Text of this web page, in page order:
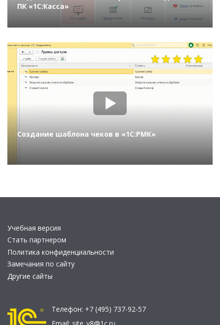
ПК «1С:Касса»
1651
Создание шаблона чеков в «1С:РМК»
Учебная версия
Стать партнером
Политика конфиденциальности
Замечания по сайту
Другие сайты
Телефон: +7 (495) 737-92-57